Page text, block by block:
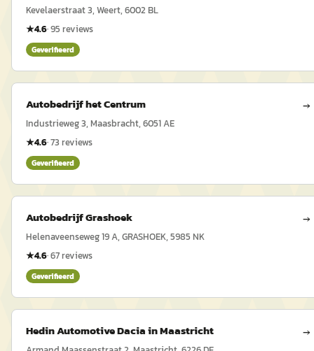
Kevelaerstraat 3, Weert, 6002 BL
★4.6·95 reviews
Geverifieerd
Autobedrijf het Centrum →
Industrieweg 3, Maasbracht, 6051 AE
★4.6·73 reviews
Geverifieerd
Autobedrijf Grashoek →
Helenaveenseweg 19 A, GRASHOEK, 5985 NK
★4.6·67reviews
Geverifieerd
Hedin Automotive Dacia in Maastricht →